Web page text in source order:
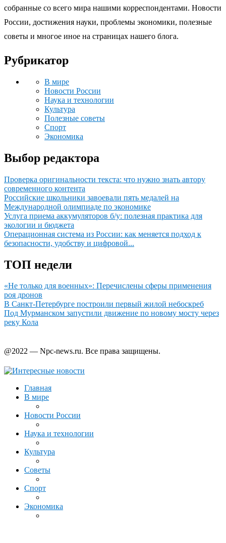
собранные со всего мира нашими корреспондентами. Новости
России, достижения науки, проблемы экономики, полезные
советы и многое иное на страницах нашего блога.
Рубрикатор
В мире
Новости России
Наука и технологии
Культура
Полезные советы
Спорт
Экономика
Выбор редактора
Проверка оригинальности текста: что нужно знать автору
современного контента
Российские школьники завоевали пять медалей на
Международной олимпиаде по экономике
Услуга приема аккумуляторов б/у: полезная практика для
экологии и бюджета
Операционная система из России: как меняется подход к
безопасности, удобству и цифровой...
ТОП недели
«Не только для военных»: Перечислены сферы применения
роя дронов
В Санкт-Петербурге построили первый жилой небоскреб
Под Мурманском запустили движение по новому мосту через
реку Кола
@2022 — Npc-news.ru. Все права защищены.
Главная
В мире
Новости России
Наука и технологии
Культура
Советы
Спорт
Экономика